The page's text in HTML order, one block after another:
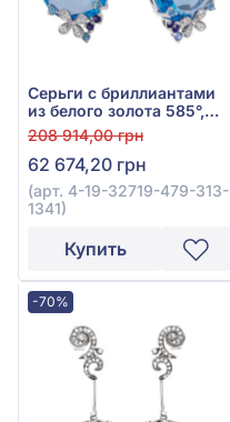
Серьги с бриллиантами
из белого золота 585°,
Бриллиант 0,19ct, Топаз
Swiss Blue 13,05ct,
Аметист 0,14ct, арт. 4-19-
32719-479-313-1341
208 914,00 грн
62 674,20 грн
(арт. 4-19-32719-479-313-
1341)
Купить
-70%